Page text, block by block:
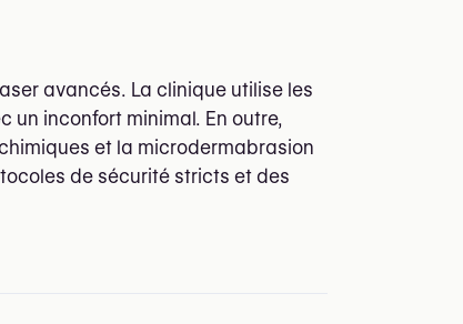
avancés. La clinique utilise les
inconfort minimal. En outre,
et la microdermabrasion
de sécurité stricts et des